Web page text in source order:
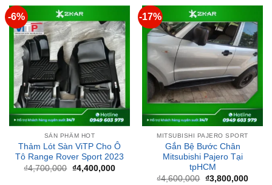
SẢN PHẨM HOT
Thảm Lót Sàn ViTP Cho Ô
Tô Range Rover Sport 2023
4,700,000 Giá
gốc
là:
₫4,700,000.
₫4,400,000
hiện
tại
là:
₫4,400,000.
MITSUBISHI PAJERO SPORT
Gắn Bệ Bước Chân
Mitsubishi Pajero Tại
tpHCM
4,600,000 Giá
gốc
là:
₫4,600,000.
₫3,800,000